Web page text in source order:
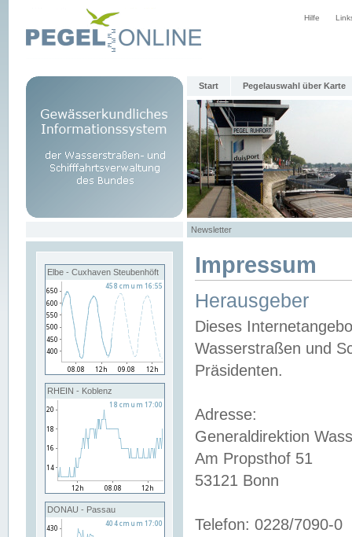
Hilfe
Start Pegelauswahl über Karte
Newsletter
Elbe - Cuxhaven Steubenhöft
RHEIN - Koblenz
DONAU - Passau
Impressum
Herausgeber
Dieses
Wasserstraßen und
Präsidenten.
Adresse:
Generaldirektion
Am Propsthof 51
53121 Bonn
Telefon: 0228/7090-0